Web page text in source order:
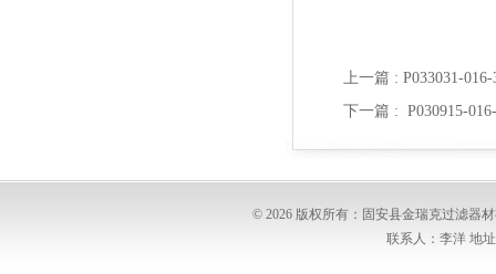
上一篇 : P033031-
下一篇 : P030915-
© 2026 版权所有：固安县金瑞克过滤器
联系人：李洋 地